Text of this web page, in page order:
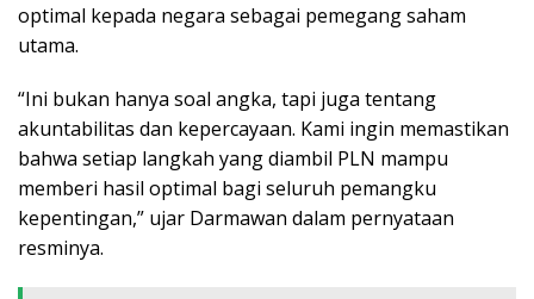
optimal kepada negara sebagai pemegang saham
utama.
“Ini bukan hanya soal angka, tapi juga tentang
akuntabilitas dan kepercayaan. Kami ingin memastikan
bahwa setiap langkah yang diambil PLN mampu
memberi hasil optimal bagi seluruh pemangku
kepentingan,” ujar Darmawan dalam pernyataan
resminya.